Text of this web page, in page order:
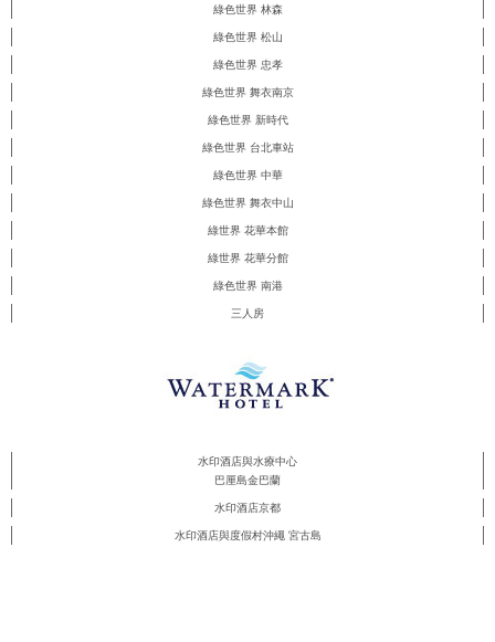
綠色世界 林森
綠色世界 松山
綠色世界 忠孝
綠色世界 舞衣南京
綠色世界 新時代
綠色世界 台北車站
綠色世界 中華
綠色世界 舞衣中山
綠世界 花華本館
綠世界 花華分館
綠色世界 南港
三人房
水印酒店與水療中心
巴厘島金巴蘭
水印酒店京都
水印酒店與度假村沖繩 宮古島